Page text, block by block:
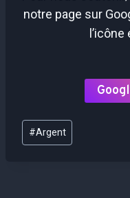
notre page sur
Étiquettes
de
#Argent